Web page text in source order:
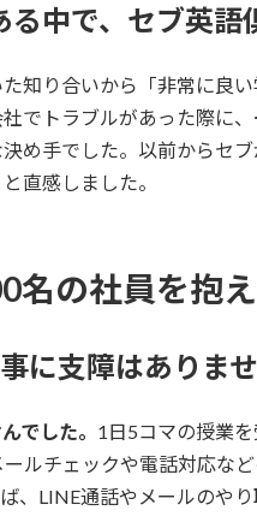
る中で、セブ英
知り合いから「非常に良
でトラブルがあった際に、
め手でした。以前からセ
直感しました。
名の社員を抱
事に支障はありま
でした。 1日5コマの授業
ルチェックや電話対応な
、LINE通話やメールのやり